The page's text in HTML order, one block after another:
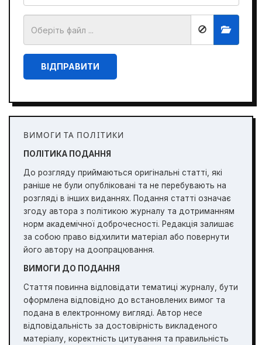
ВІДПРАВИТИ
ВИМОГИ ТА ПОЛІТИКИ
ПОЛІТИКА ПОДАННЯ
До розгляду приймаються оригінальні статті, які
раніше не були опубліковані та не перебувають на
розгляді в інших виданнях. Подання статті означає
згоду автора з політикою журналу та дотриманням
норм академічної доброчесності. Редакція залишає
за собою право відхилити матеріал або повернути
його автору на доопрацювання.
ВИМОГИ ДО ПОДАННЯ
Стаття повинна відповідати тематиці журналу, бути
оформлена відповідно до встановлених вимог та
подана в електронному вигляді. Автор несе
відповідальність за достовірність викладеного
матеріалу, коректність цитування та правильність